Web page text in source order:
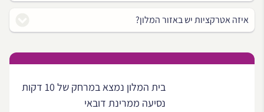
איזה אטרקציות יש באזור המלון?
בית המלון נמצא במרחק של 10 דקות
נסיעה ממרינת דובאי